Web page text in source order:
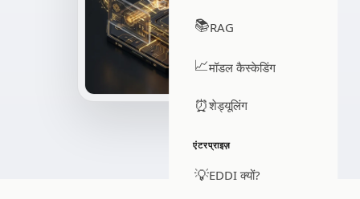
📚RAG
📈मॉडल कैस्केडिंग
⏰शेड्यूलिंग
एंटरप्राइज़
💡EDDI क्यों?